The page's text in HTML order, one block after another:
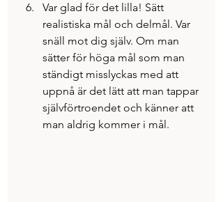
Var glad för det lilla! Sätt
realistiska mål och delmål. Var
snäll mot dig själv. Om man
sätter för höga mål som man
ständigt misslyckas med att
uppnå är det lätt att man tappar
självförtroendet och känner att
man aldrig kommer i mål.